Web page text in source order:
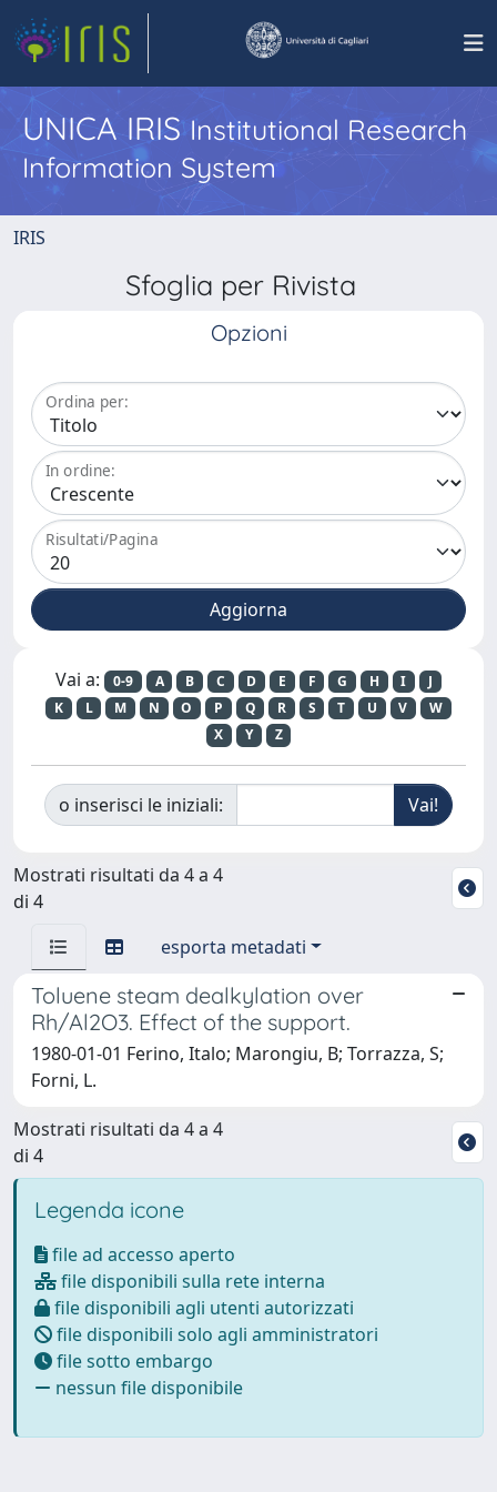
UNICA IRISInstitutional Research
Information System
IRIS
Sfoglia per Rivista
Opzioni
Ordina per:
In ordine:
Risultati/Pagina
Vai a: 0-9 A B C D E F G H I
J
K
L M N O P Q R S T U V
W
X
Y Z
o inserisci le iniziali:
Mostrati risultati da 4 a 4
di 4
esporta metadati
Toluene steam dealkylation over
Rh/Al2O3. Effect of the support.
1980-01-01 Ferino, Italo; Marongiu, B; Torrazza, S;
Forni, L.
Mostrati risultati da 4 a 4
di 4
Legenda icone
file ad accesso aperto
file disponibili sulla rete interna
file disponibili agli utenti autorizzati
file disponibili solo agli amministratori
file sotto embargo
nessun file disponibile